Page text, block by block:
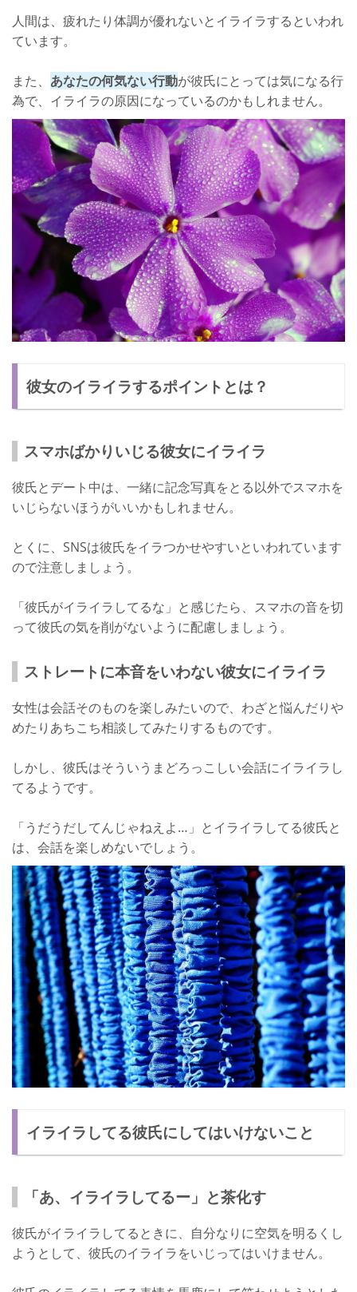
人間は、疲れたり体調が優れないとイライラするといわれ
ています。
また、 あなたの何気ない行動が彼氏にとっては気になる行
為で、イライラの原因になっているのかもしれません。
彼女のイライラするポイントとは？
スマホばかりいじる彼女にイライラ
彼氏とデート中は、一緒に記念写真をとる以外でスマホを
いじらないほうがいいかもしれません。
とくに、SNSは彼氏をイラつかせやすいといわれています
ので注意しましょう。
「彼氏がイライラしてるな」と感じたら、スマホの音を切
って彼氏の気を削がないように配慮しましょう。
ストレートに本音をいわない彼女にイライラ
女性は会話そのものを楽しみたいので、わざと悩んだりや
めたりあちこち相談してみたりするものです。
しかし、彼氏はそういうまどろっこしい会話にイライラし
てるようです。
「うだうだしてんじゃねえよ…」とイライラしてる彼氏と
は、会話を楽しめないでしょう。
イライラしてる彼氏にしてはいけないこと
「あ、イライラしてるー」と茶化す
彼氏がイライラしてるときに、自分なりに空気を明るくし
ようとして、彼氏のイライラをいじってはいけません。